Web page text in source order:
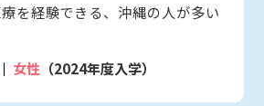
を経験できる、沖縄の人が多い
女性 （2024年度入学）